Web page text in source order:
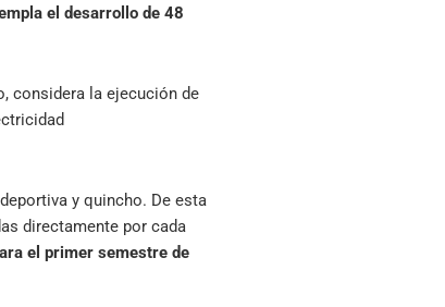
el desarrollo de 48
considera la ejecución de
y quincho. De esta
directamente por cada
el primer semestre de